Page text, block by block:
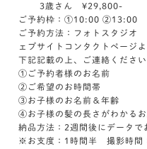
3歳さん ¥29,800-
ご予約枠：①10:00 ②13:00
ご予約方法：フォトスタジ
ェブサイトコンタクトページよ
下記記載の上、ご連絡ください
①ご予約者様のお名前
②ご希望のお時間帯
③お子様のお名前＆年齢
④お子様の髪の長さがわかる
納品方法：2週間後にデータで
※お支度：1時間半 撮影時間